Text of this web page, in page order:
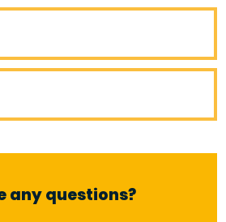
any questions?